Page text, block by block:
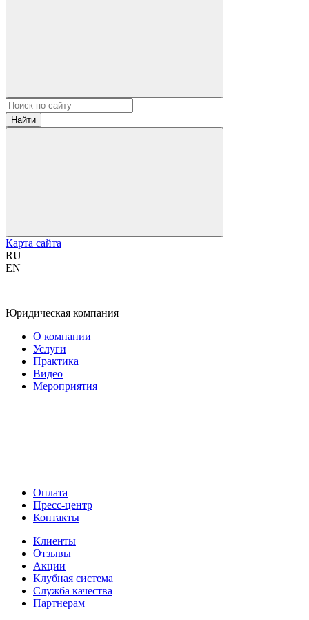
Найти
Карта сайта
RU
EN
Юридическая компания
О компании
Услуги
Практика
Видео
Мероприятия
Оплата
Пресс-центр
Контакты
Клиенты
Отзывы
Акции
Клубная система
Служба качества
Партнерам